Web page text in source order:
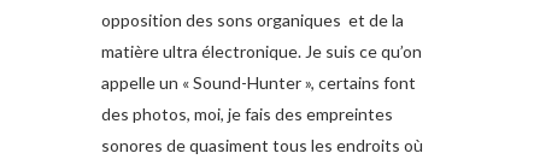
opposition des sons organiques et de la
matière ultra électronique. Je suis ce qu’on
appelle un « Sound-Hunter », certains font
des photos, moi, je fais des empreintes
sonores de quasiment tous les endroits où